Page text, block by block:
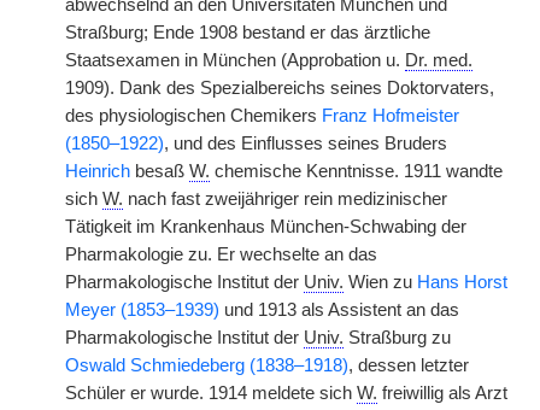
abwechselnd an den Universitäten München und
Straßburg; Ende 1908 bestand er das ärztliche
Staatsexamen in München (Approbation u. Dr. med.
1909). Dank des Spezialbereichs seines Doktorvaters,
des physiologischen Chemikers Franz Hofmeister
(1850–1922), und des Einflusses seines Bruders
Heinrich besaß W. chemische Kenntnisse. 1911 wandte
sich W. nach fast zweijähriger rein medizinischer
Tätigkeit im Krankenhaus München-Schwabing der
Pharmakologie zu. Er wechselte an das
Pharmakologische Institut der Univ. Wien zu Hans Horst
Meyer (1853–1939) und 1913 als Assistent an das
Pharmakologische Institut der Univ. Straßburg zu
Oswald Schmiedeberg (1838–1918), dessen letzter
Schüler er wurde. 1914 meldete sich W. freiwillig als Arzt